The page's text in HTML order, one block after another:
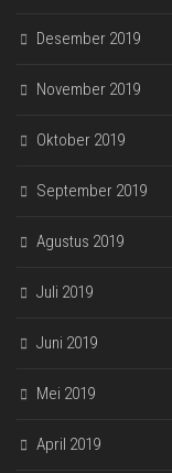
Desember 2019
November 2019
Oktober 2019
September 2019
Agustus 2019
Juli 2019
Juni 2019
Mei 2019
April 2019